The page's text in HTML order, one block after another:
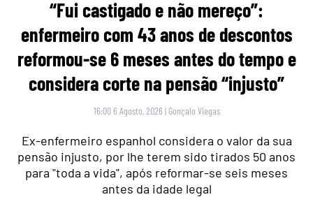
“Fui castigado e não mereço”:
enfermeiro com 43 anos de descontos
reformou-se 6 meses antes do tempo e
considera corte na pensão “injusto”
16:00 6 Agosto, 2026 | Gonçalo Viegas
Ex-enfermeiro espanhol considera o valor da sua
pensão injusto, por lhe terem sido tirados 50 anos
para "toda a vida", após reformar-se seis meses
antes da idade legal